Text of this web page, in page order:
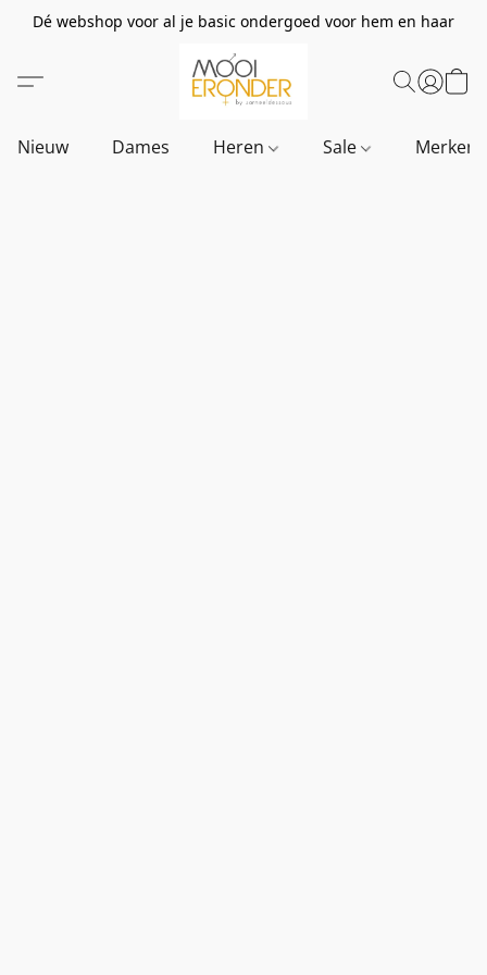
Dé webshop voor al je basic ondergoed voor hem en haar
Nieuw Dames Heren Sale Merken